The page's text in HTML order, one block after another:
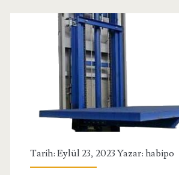
Tarih: Eylül 23, 2023 Yazar: habipo